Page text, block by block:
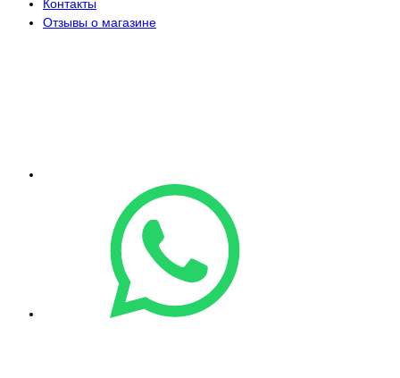
Контакты
Отзывы о магазине